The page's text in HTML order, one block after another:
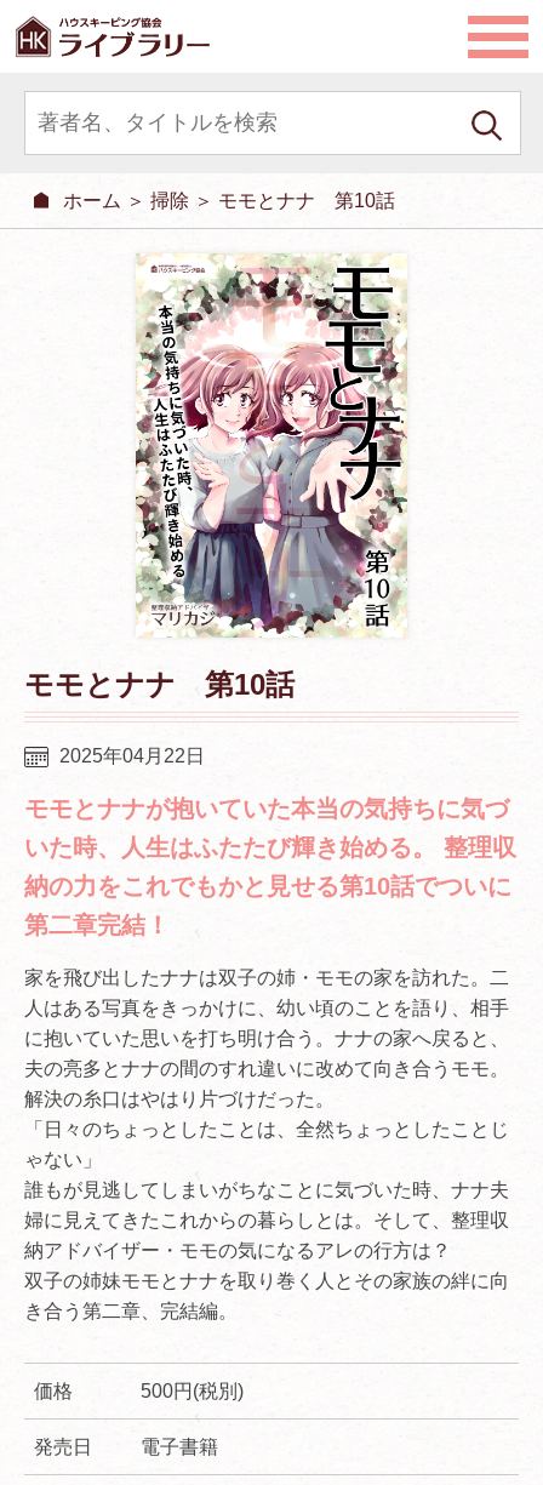
ホーム ＞ 掃除 ＞ モモとナナ 第10話
モモとナナ 第10話
2025年04月22日
モモとナナが抱いていた本当の気持ちに気づ
いた時、人生はふたたび輝き始める。 整理収
納の力をこれでもかと見せる第10話でついに
第二章完結！
家を飛び出したナナは双子の姉・モモの家を訪れた。二
人はある写真をきっかけに、幼い頃のことを語り、相手
に抱いていた思いを打ち明け合う。ナナの家へ戻ると、
夫の亮多とナナの間のすれ違いに改めて向き合うモモ。
解決の糸口はやはり片づけだった。
「日々のちょっとしたことは、全然ちょっとしたことじ
ゃない」
誰もが見逃してしまいがちなことに気づいた時、ナナ夫
婦に見えてきたこれからの暮らしとは。そして、整理収
納アドバイザー・モモの気になるアレの行方は？
双子の姉妹モモとナナを取り巻く人とその家族の絆に向
き合う第二章、完結編。
価格 500円(税別)
発売日 電子書籍